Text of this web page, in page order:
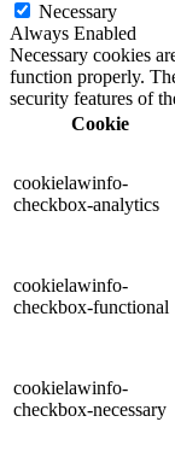
Necessary
Always Enabled
Necessary cookies
function properly.
security features of
Cookie
cookielawinfo-
checkbox-analytics
cookielawinfo-
checkbox-functional
cookielawinfo-
checkbox-necessary